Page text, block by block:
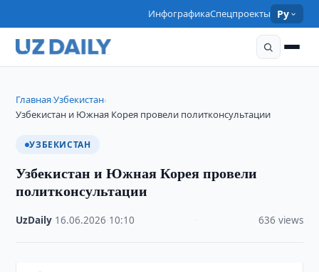
ИнфографикаСпецпроекты Ру
Главная›Узбекистан›
Узбекистан и Южная Корея провели политконсультации
УЗБЕКИСТАН
Узбекистан и Южная Корея провели
политконсультации
UzDaily 16.06.2026 10:10 636 views